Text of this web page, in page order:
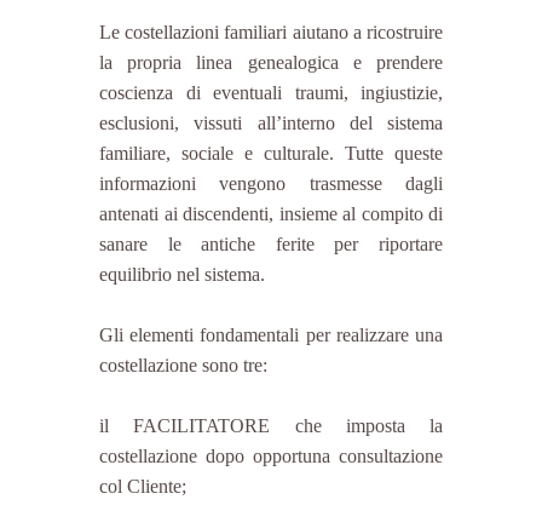
Le costellazioni familiari aiutano a ricostruire
la propria linea genealogica e prendere
coscienza di eventuali traumi, ingiustizie,
esclusioni, vissuti all’interno del sistema
familiare, sociale e culturale. Tutte queste
informazioni vengono trasmesse dagli
antenati ai discendenti, insieme al compito di
sanare le antiche ferite per riportare
equilibrio nel sistema.
Gli elementi fondamentali per realizzare una
costellazione sono tre:
il FACILITATORE che imposta la
costellazione dopo opportuna consultazione
col Cliente;